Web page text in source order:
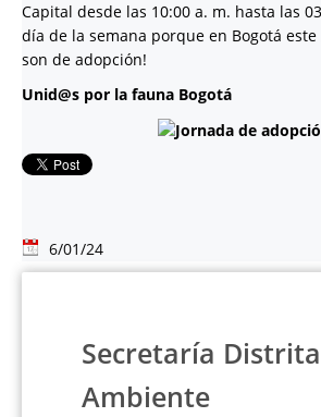
Capital desde las 10:00 a. m. hasta las
día de la semana porque en Bogotá este
son de adopción!
Unid@s por la fauna Bogotá
6/01/24
Secretaría
Ambiente